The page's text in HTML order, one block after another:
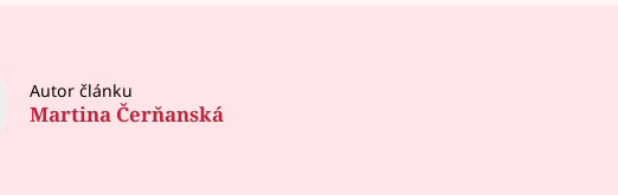
Autor článku
Martina Čerňanská